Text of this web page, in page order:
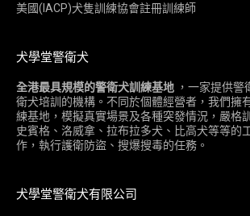
美國(IACP)犬隻訓練協會註冊訓練師
犬學堂警衛犬
全港最具規模的警衛犬訓練基地 ，一家提供
衛犬培訓的機構。不同於個體經營者，我們擁
練基地，模擬真實場景及各種突發情況，嚴格
史賓格、洛威拿、拉布拉多犬、比高犬等等的
作，執行護衛防盜、搜爆搜毒的任務。
犬學堂警衛犬有限公司